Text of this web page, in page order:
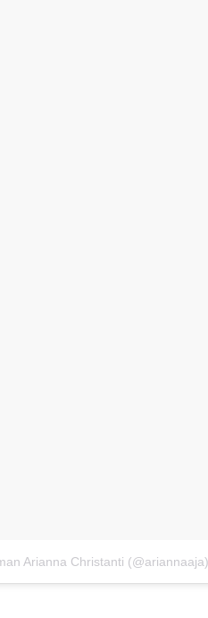
Arianna Christanti (@ariannaaja)